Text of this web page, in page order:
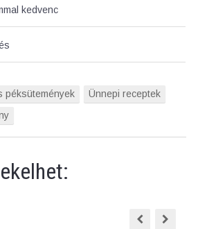
kedvenc
péksütemények Ünnepi receptek